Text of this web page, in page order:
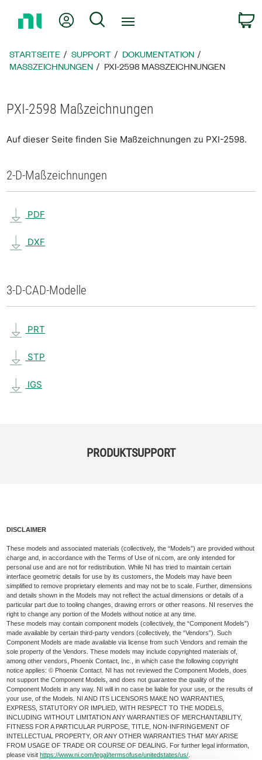
zur
Mein KontoSuche
STARTSEITE SUPPORT
DOKUMENTATION
MASSZEICHNUNGEN
PXI-2598 MASSZEICHNUNGEN
PXI-2598 Maßzeichnungen
Auf dieser Seite finden Sie Maßzeichnungen zu PXI-2598.
2-D-Maßzeichnungen
PDF
DXF
3-D-CAD-Modelle
PRT
STP
IGS
PRODUKTSUPPORT
DISCLAIMER
These models and associated materials (collectively, the “Models”) are provided without
charge and, in accordance with the Terms of Use of ni.com, are only intended for
personal use and are not for redistribution. While NI has tried to maintain certain
interface geometric details for use by its customers, the Models may have been
simplified to remove proprietary elements and may not be to scale. Further, dimensions
and details shown in the Models may not reflect the actual dimensions or details of a
particular part due to tooling changes, drawing errors or other reasons. NI reserves the
right to change any portion of the Models without notice at any time.
These models may contain component models (collectively, the “Component Models”)
made available by certain third-party vendors (collectively, the “Vendors”). Such
Component Models are made available via license from such Vendors and remain the
sole property of the Vendors. These models may include copyrighted materials of,
among other vendors, Phoenix Contact, Inc., in which case the following copyright
notice applies: © Phoenix Contact. NI has not reviewed the Component Models, does
not support the Component Models, and does not guarantee the quality of the
Component Models in any way. NI will in no case be liable for your use, or the results of
your use, of the Models. NI AND ITS LICENSORS MAKE NO WARRANTIES,
EXPRESS, STATUTORY OR IMPLIED, WITH RESPECT TO THE MODELS,
INCLUDING WITHOUT LIMITATION ANY WARRANTIES OF MERCHANTABILITY,
FITNESS FOR A PARTICULAR PURPOSE, TITLE, NON-INFRINGEMENT OF
INTELLECTUAL PROPERTY, OR ANY OTHER WARRANTIES THAT MAY ARISE
FROM USAGE OF TRADE OR COURSE OF DEALING. For further legal information,
please visithttps://www.ni.com/legal/termsofuse/unitedstates/us/